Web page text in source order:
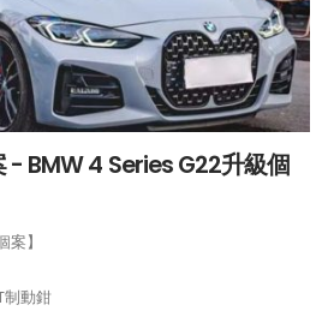
- BMW 4 Series G22升級個
】
制動鉗